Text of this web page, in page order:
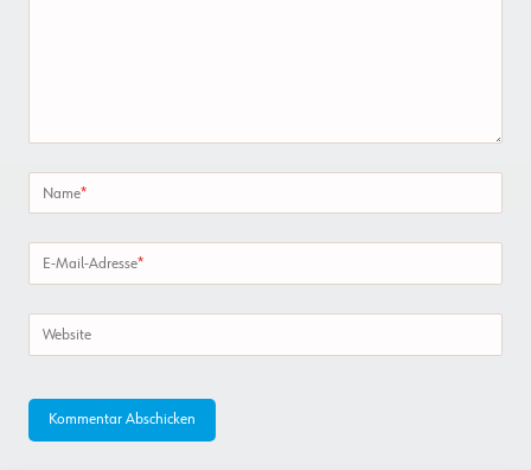
Name*
E-Mail-Adresse*
Website